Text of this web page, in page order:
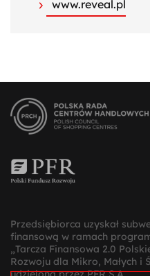
www.reveal.pl
Przedsiębiorca uzyskał
finansową w ramach
„Tarcza Finansowa 2.0
Rozwoju dla Mikro, Małych i